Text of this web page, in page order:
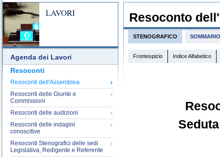
LAVORI
Agenda dei Lavori
Resoconti
Resoconti dell'Assemblea
Resoconti delle Giunte e
Commissioni
Resoconti delle audizioni
Resoconti delle indagini
conoscitive
Resoconti Stenografici delle sedi
Legislativa, Redigente e Referente
Resoconto
STENOGRAFICO SOMMARIO
Frontespizio Indice Alfabetico